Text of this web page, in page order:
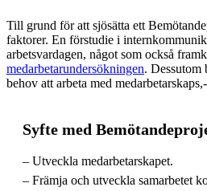
Till grund för att sjösätta ett
faktorer. En förstudie i
arbetsvardagen, något som också
medarbetarundersökningen. Dessutom
behov att arbeta med
Syfte med
– Utveckla medarbetarskapet.
– Främja och utveckla samarbetet